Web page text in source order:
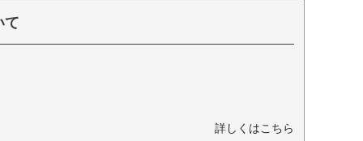
て
詳しくはこちら